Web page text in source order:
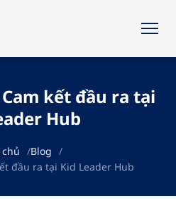
kết đầu ra tại
Hub
Blog
đầu ra tại Kid Leader Hub